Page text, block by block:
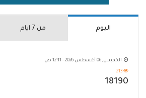
اليوم من 7 ايام
الخميس, 06 أغسطس 2026 - 12:11 ص
213
18190